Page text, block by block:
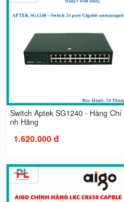
Switch Aptek SG1240 - Hàng Chí
nh Hãng
1.620.000 đ